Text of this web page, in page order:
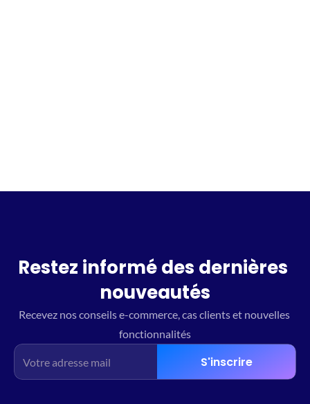
Restez informé des dernières
nouveautés
Recevez nos conseils e-commerce, cas clients et nouvelles
fonctionnalités
S'inscrire